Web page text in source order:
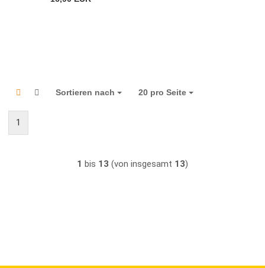
Sortieren nach
Sortieren nach 20 pro Seite
pro Seite
1
1 bis 13 (von insgesamt 13)